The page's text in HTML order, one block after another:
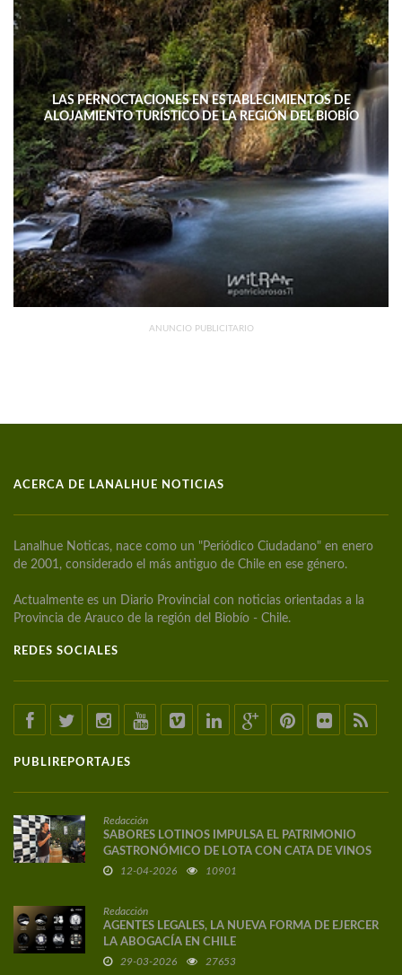
LAS PERNOCTACIONES EN ESTABLECIMIENTOS DE
ALOJAMIENTO TURÍSTICO DE LA REGIÓN DEL BIOBÍO
DISMINUYERON 15,4% INTERANUAL
ANUNCIO PUBLICITARIO
ACERCA DE LANALHUE NOTICIAS
Lanalhue Noticas, nace como un "Periódico Ciudadano" en enero
de 2001, considerado el más antiguo de Chile en ese género.
Actualmente es un Diario Provincial con noticias orientadas a la
Provincia de Arauco de la región del Biobío - Chile.
REDES SOCIALES
PUBLIREPORTAJES
Redacción
SABORES LOTINOS IMPULSA EL PATRIMONIO
GASTRONÓMICO DE LOTA CON CATA DE VINOS
DE AUTOR
12-04-2026 10901
Redacción
AGENTES LEGALES, LA NUEVA FORMA DE EJERCER
LA ABOGACÍA EN CHILE
29-03-2026 27653